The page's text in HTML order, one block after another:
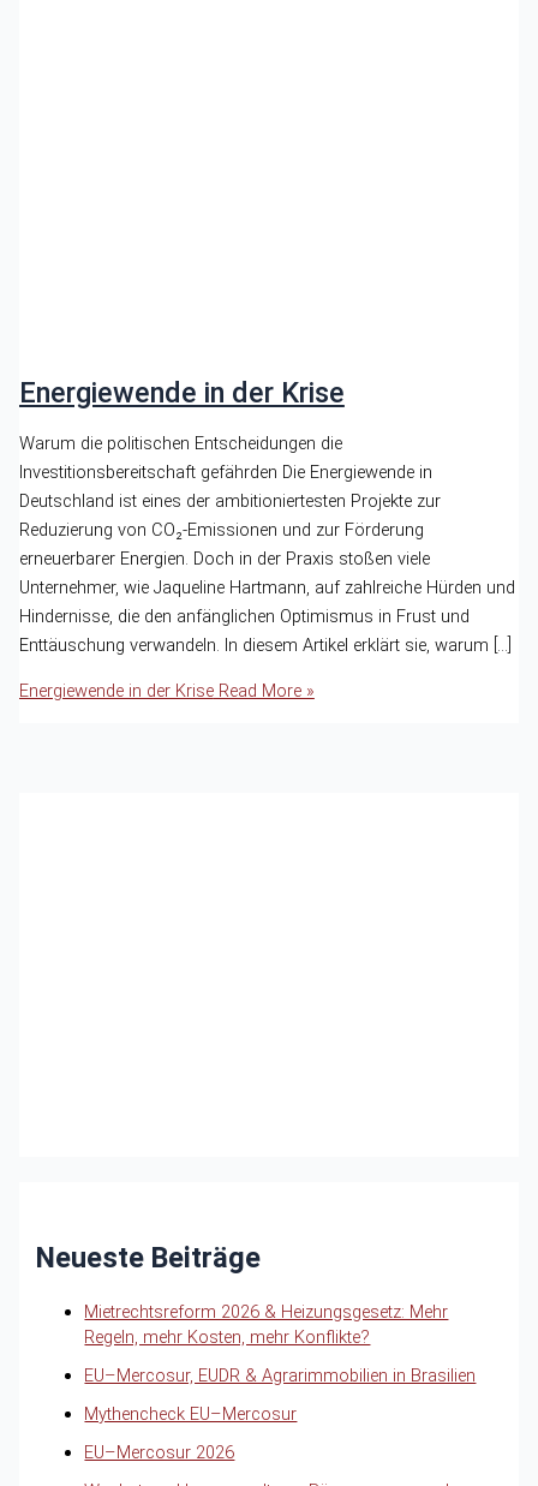
Energiewende in der Krise
Warum die politischen Entscheidungen die
Investitionsbereitschaft gefährden Die Energiewende in
Deutschland ist eines der ambitioniertesten Projekte zur
Reduzierung von CO₂-Emissionen und zur Förderung
erneuerbarer Energien. Doch in der Praxis stoßen viele
Unternehmer, wie Jaqueline Hartmann, auf zahlreiche Hürden und
Hindernisse, die den anfänglichen Optimismus in Frust und
Enttäuschung verwandeln. In diesem Artikel erklärt sie, warum […]
Energiewende in der KriseRead More »
Neueste Beiträge
Mietrechtsreform 2026 & Heizungsgesetz: Mehr
Regeln, mehr Kosten, mehr Konflikte?
EU–Mercosur, EUDR & Agrarimmobilien in Brasilien
Mythencheck EU–Mercosur
EU–Mercosur 2026